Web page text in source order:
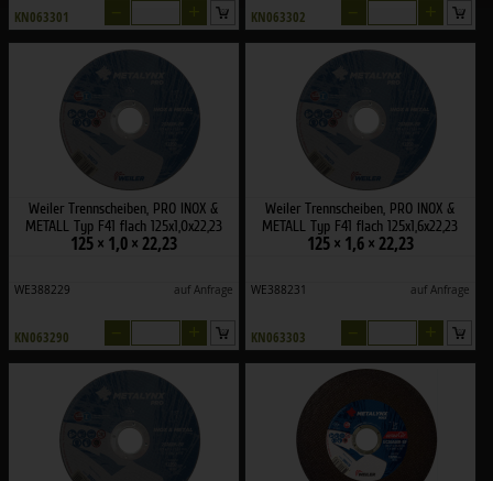
KN063301 KN063302
Weiler Trennscheiben, PRO INOX &
METALL Typ F41 flach 125x1,0x22,23
125 × 1,0 × 22,23
WE388229 auf Anfrage
KN063290
Weiler Trennscheiben, PRO INOX &
METALL Typ F41 flach 125x1,6x22,23
125 × 1,6 × 22,23
WE388231 auf Anfrage
KN063303